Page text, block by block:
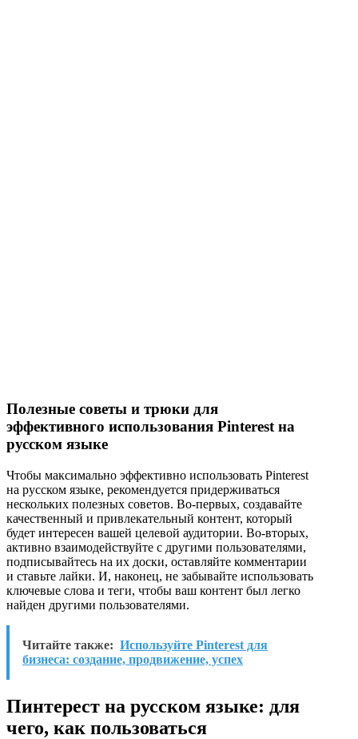
Полезные советы и трюки для
эффективного использования Pinterest на
русском языке
Чтобы максимально эффективно использовать Pinterest
на русском языке, рекомендуется придерживаться
нескольких полезных советов. Во-первых, создавайте
качественный и привлекательный контент, который
будет интересен вашей целевой аудитории. Во-вторых,
активно взаимодействуйте с другими пользователями,
подписывайтесь на их доски, оставляйте комментарии
и ставьте лайки. И, наконец, не забывайте использовать
ключевые слова и теги, чтобы ваш контент был легко
найден другими пользователями.
Читайте также: Используйте Pinterest для
бизнеса: создание, продвижение, успех
Пинтерест на русском языке: для
чего, как пользоваться